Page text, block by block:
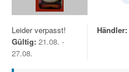
Leider verpasst!
Gültig: 21.08. -
27.08.
Händler: